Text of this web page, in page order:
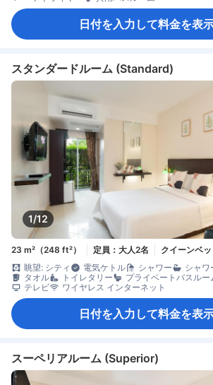
日付を入力して料金を表
スタンダードルーム (Standard)
1/12
23 m²（248 ft²） 定員：大人2名
クイーンベ
眺望: シティ
電気ケトル シャワー
シャワ
タオル
トイレタリー プライベートバスルー
テレビ
ワイヤレス インターネット
日付を入力して料金を表
スーペリアルーム (Superior)